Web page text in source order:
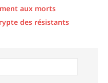
aux morts
des résistants